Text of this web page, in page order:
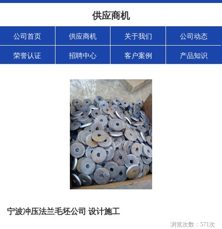
供应商机
公司首页 供应商机 关于我们 公司动态
荣誉认证 招聘中心 客户案例 产品知识
宁波冲压法兰毛坯公司 设计施工
浏览次数： 571次